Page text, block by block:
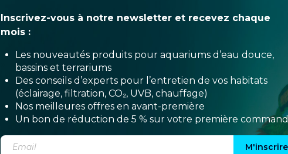
Inscrivez-vous à notre newsletter et recevez chaque
mois :
Les nouveautés produits pour aquariums d’eau douce,
bassins et terrariums
Des conseils d’experts pour l’entretien de vos habitats
(éclairage, filtration, CO₂, UVB, chauffage)
Nos meilleures offres en avant-première
Un bon de réduction de 5 % sur votre première
M'inscrire